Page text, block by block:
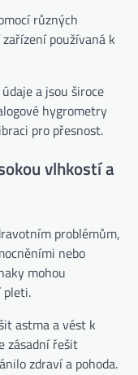
různých
používaná k
a jsou široce
hygrometry
pro přesnost.
vlhkostí a
problémům,
nebo
mohou
pleti.
astma a vést k
zásadní řešit
zdraví a pohoda.